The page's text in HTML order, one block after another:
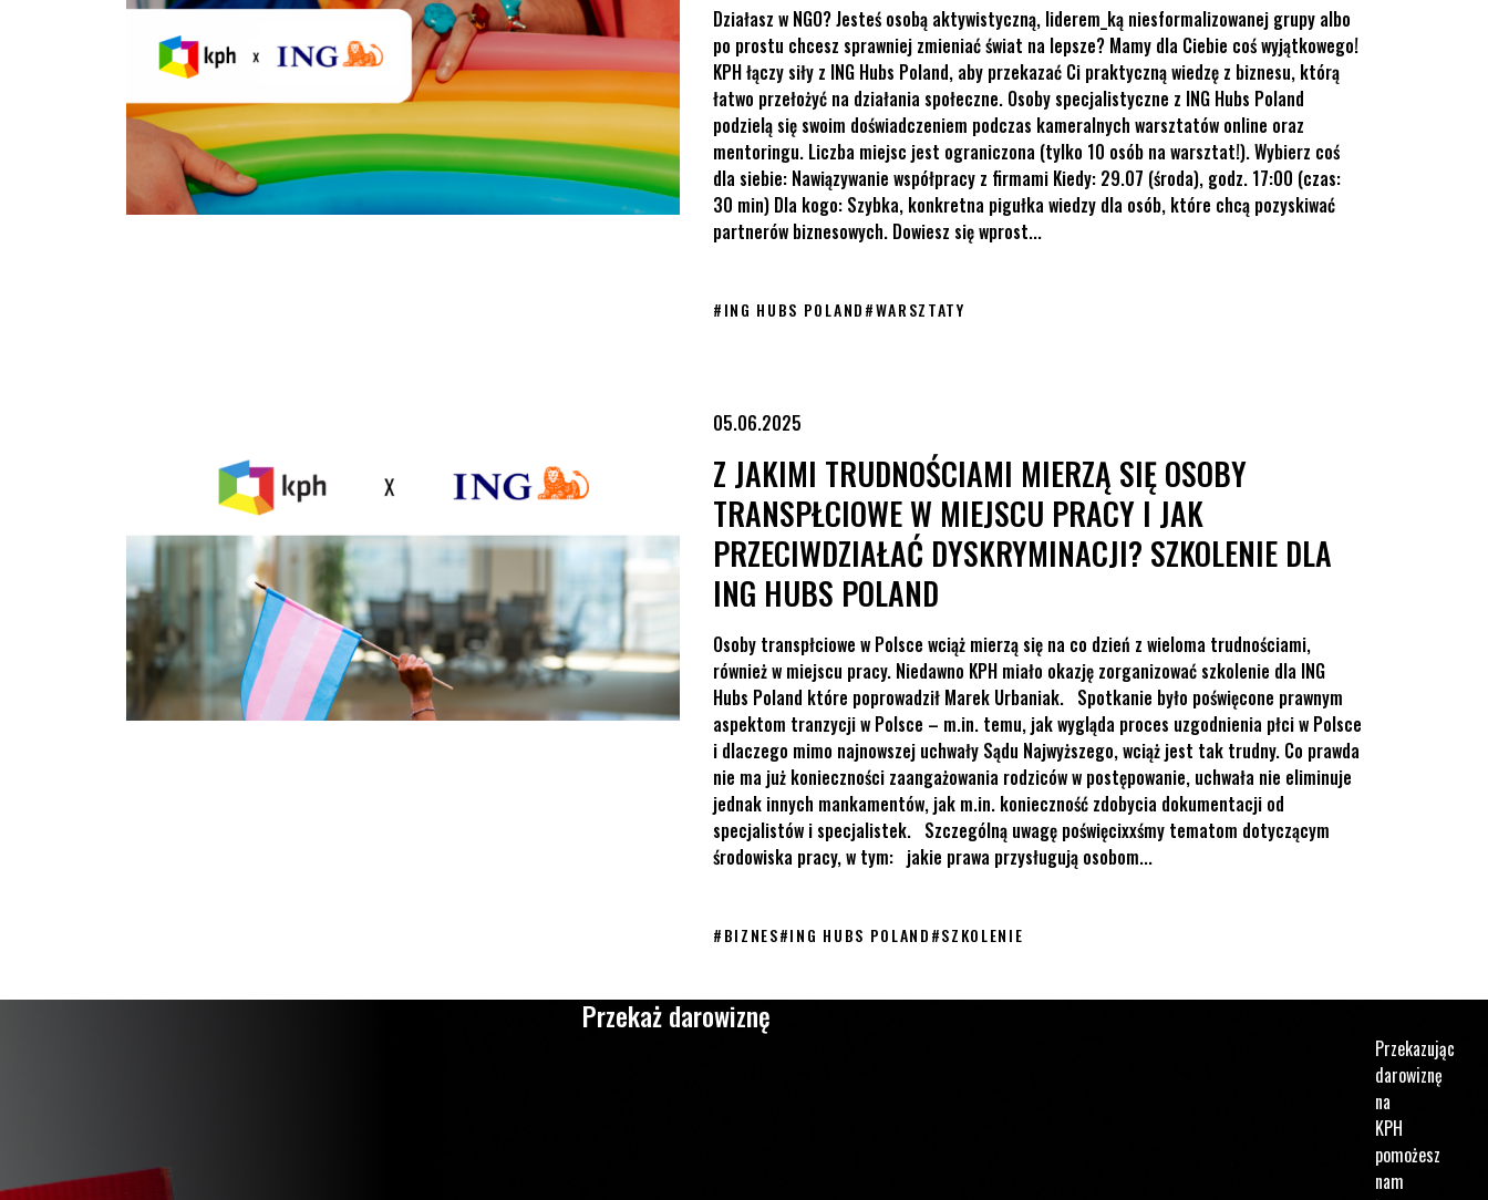
Działasz w NGO? Jesteś osobą aktywistyczną, liderem_ką niesformalizowanej grupy albo
po prostu chcesz sprawniej zmieniać świat na lepsze? Mamy dla Ciebie coś wyjątkowego!
KPH łączy siły z ING Hubs Poland, aby przekazać Ci praktyczną wiedzę z biznesu, którą
łatwo przełożyć na działania społeczne. Osoby specjalistyczne z ING Hubs Poland
podzielą się swoim doświadczeniem podczas kameralnych warsztatów online oraz
mentoringu. Liczba miejsc jest ograniczona (tylko 10 osób na warsztat!). Wybierz coś
dla siebie: Nawiązywanie współpracy z firmami Kiedy: 29.07 (środa), godz. 17:00 (czas:
30 min) Dla kogo: Szybka, konkretna pigułka wiedzy dla osób, które chcą pozyskiwać
partnerów biznesowych. Dowiesz się wprost...
#ING HUBS POLAND#WARSZTATY
05.06.2025
Z JAKIMI TRUDNOŚCIAMI MIERZĄ SIĘ OSOBY
TRANSPŁCIOWE W MIEJSCU PRACY I JAK
PRZECIWDZIAŁAĆ DYSKRYMINACJI? SZKOLENIE DLA
ING HUBS POLAND
Osoby transpłciowe w Polsce wciąż mierzą się na co dzień z wieloma trudnościami,
również w miejscu pracy. Niedawno KPH miało okazję zorganizować szkolenie dla ING
Hubs Poland które poprowadził Marek Urbaniak. Spotkanie było poświęcone prawnym
aspektom tranzycji w Polsce – m.in. temu, jak wygląda proces uzgodnienia płci w Polsce
i dlaczego mimo najnowszej uchwały Sądu Najwyższego, wciąż jest tak trudny. Co prawda
nie ma już konieczności zaangażowania rodziców w postępowanie, uchwała nie eliminuje
jednak innych mankamentów, jak m.in. konieczność zdobycia dokumentacji od
specjalistów i specjalistek. Szczególną uwagę poświęcixxśmy tematom dotyczącym
środowiska pracy, w tym: jakie prawa przysługują osobom...
#BIZNES#ING HUBS POLAND#SZKOLENIE
Z jakimi trudnościami mierzą się osoby transpłciowe w miejscu pracy i jak przeciwdziałać dyskryminacji? Szkolenie dla ING Hubs Poland
Przekaż darowiznę
Przekazując
darowiznę
na
KPH
pomożesz
nam